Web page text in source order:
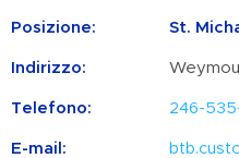
Posizione: St.
Indirizzo:
Telefono: 246-
E-mail: